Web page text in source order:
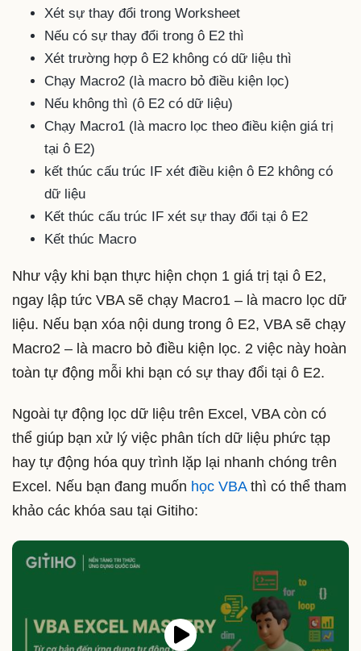
Xét sự thay đổi trong Worksheet
Nếu có sự thay đổi trong ô E2 thì
Xét trường hợp ô E2 không có dữ liệu thì
Chạy Macro2 (là macro bỏ điều kiện lọc)
Nếu không thì (ô E2 có dữ liệu)
Chạy Macro1 (là macro lọc theo điều kiện giá trị
tại ô E2)
kết thúc cấu trúc IF xét điều kiện ô E2 không có
dữ liệu
Kết thúc cấu trúc IF xét sự thay đổi tại ô E2
Kết thúc Macro
Như vậy khi bạn thực hiện chọn 1 giá trị tại ô E2,
ngay lập tức VBA sẽ chạy Macro1 – là macro lọc dữ
liệu. Nếu bạn xóa nội dung trong ô E2, VBA sẽ chạy
Macro2 – là macro bỏ điều kiện lọc. 2 việc này hoàn
toàn tự động mỗi khi bạn có sự thay đổi tại ô E2.
Ngoài tự động lọc dữ liệu trên Excel, VBA còn có
thể giúp bạn xử lý việc phân tích dữ liệu phức tạp
hay tự động hóa quy trình lặp lại nhanh chóng trên
Excel. Nếu bạn đang muốn học VBAthì có thể tham
khảo các khóa sau tại Gitiho: